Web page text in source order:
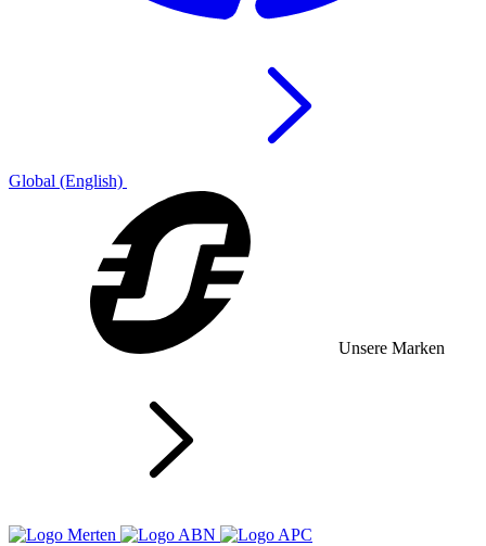
Global (English)
Unsere Marken